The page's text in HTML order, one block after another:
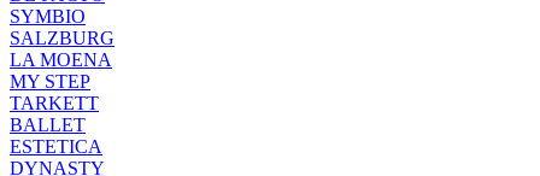
SYMBIO
SALZBURG
LA MOENA
MY STEP
TARKETT
BALLET
ESTETICA
DYNASTY